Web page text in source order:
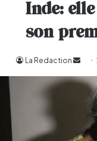
Inde:
son
La Redaction
un